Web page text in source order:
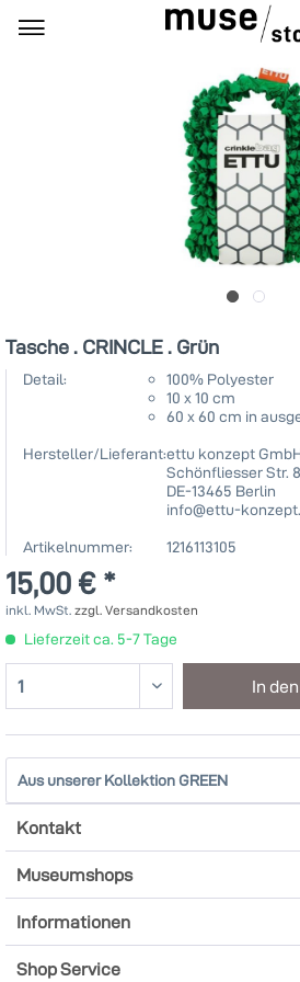
Tasche . CRINCLE . Grün
Detail:
100% Polyester
10 x 10 cm
60 x 60 cm in
Hersteller/Lieferant:ettu konzept
Schönfliesser Str.
DE-13465 Berlin
info@ettu-
Artikelnummer:
1216113105
15,00 € *
inkl. MwSt. zzgl. Versandkosten
Lieferzeit ca. 5-7 Tage
In den
Aus unserer Kollektion GREEN
Kontakt
Museumshops
Informationen
Shop Service